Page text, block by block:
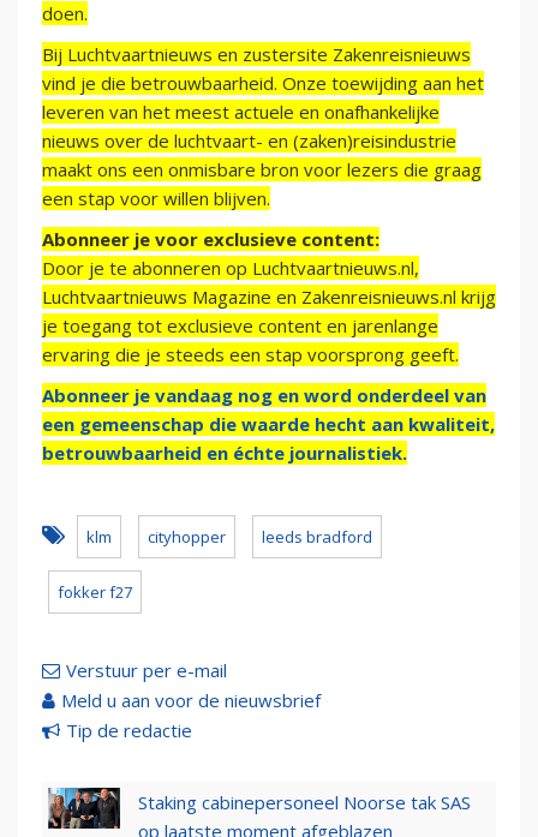
doen.
Bij Luchtvaartnieuws en zustersite Zakenreisnieuws
vind je die betrouwbaarheid. Onze toewijding aan het
leveren van het meest actuele en onafhankelijke
nieuws over de luchtvaart- en (zaken)reisindustrie
maakt ons een onmisbare bron voor lezers die graag
een stap voor willen blijven.
Abonneer je voor exclusieve content:
Door je te abonneren op Luchtvaartnieuws.nl,
Luchtvaartnieuws Magazine en Zakenreisnieuws.nl krijg
je toegang tot exclusieve content en jarenlange
ervaring die je steeds een stap voorsprong geeft.
Abonneer je vandaag nog en word onderdeel van
een gemeenschap die waarde hecht aan kwaliteit,
betrouwbaarheid en échte journalistiek.
klm cityhopper leeds bradford
fokker f27
Verstuur per e-mail
Meld u aan voor de nieuwsbrief
Tip de redactie
Staking cabinepersoneel Noorse tak SAS
op laatste moment afgeblazen